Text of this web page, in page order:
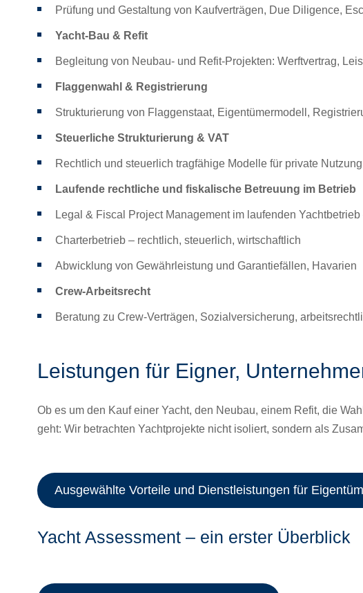
Prüfung und Gestaltung von Kaufverträgen, Due Diligence,
Yacht-Bau & Refit
Begleitung von Neubau- und Refit-Projekten: Werftvertrag,
Flaggenwahl & Registrierung
Strukturierung von Flaggenstaat, Eigentümermodell,
Steuerliche Strukturierung & VAT
Rechtlich und steuerlich tragfähige Modelle für private
Laufende rechtliche und fiskalische Betreuung im Betrieb
Legal & Fiscal Project Management im laufenden
Charterbetrieb – rechtlich, steuerlich, wirtschaftlich
Abwicklung von Gewährleistung und Garantiefällen, Havarien
Crew-Arbeitsrecht
Beratung zu Crew-Verträgen, Sozialversicherung,
Leistungen für Eigner,
Ob es um den Kauf einer Yacht, den Neubau, einem Refit, die
geht: Wir betrachten Yachtprojekte nicht isoliert, sondern als
Ausgewählte Vorteile und Dienstleistungen für
Yacht Assessment – ein erster Überblick